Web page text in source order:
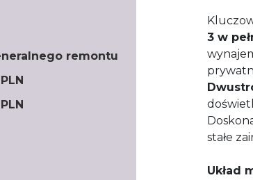
remontu
​3 w
stałe
Układ